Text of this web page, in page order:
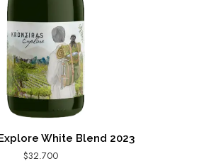
White Blend 2023
$32.700